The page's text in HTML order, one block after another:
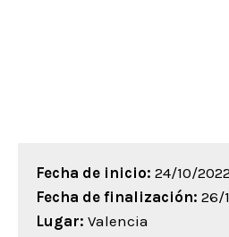
Fecha de inicio: 24/10/2022
Fecha de finalización: 26/
Lugar: Valencia